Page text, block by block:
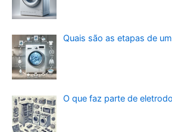
Quais são as etapas de
O que faz parte de